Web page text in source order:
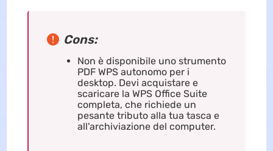
Cons:
Non è disponibile uno strumento
PDF WPS autonomo per i
desktop. Devi acquistare e
scaricare la WPS Office Suite
completa, che richiede un
pesante tributo alla tua tasca e
all'archiviazione del computer.